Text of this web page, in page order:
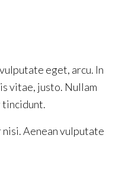
eget, arcu. In
vitae, justo. Nullam
tincidunt.
Aenean vulputate